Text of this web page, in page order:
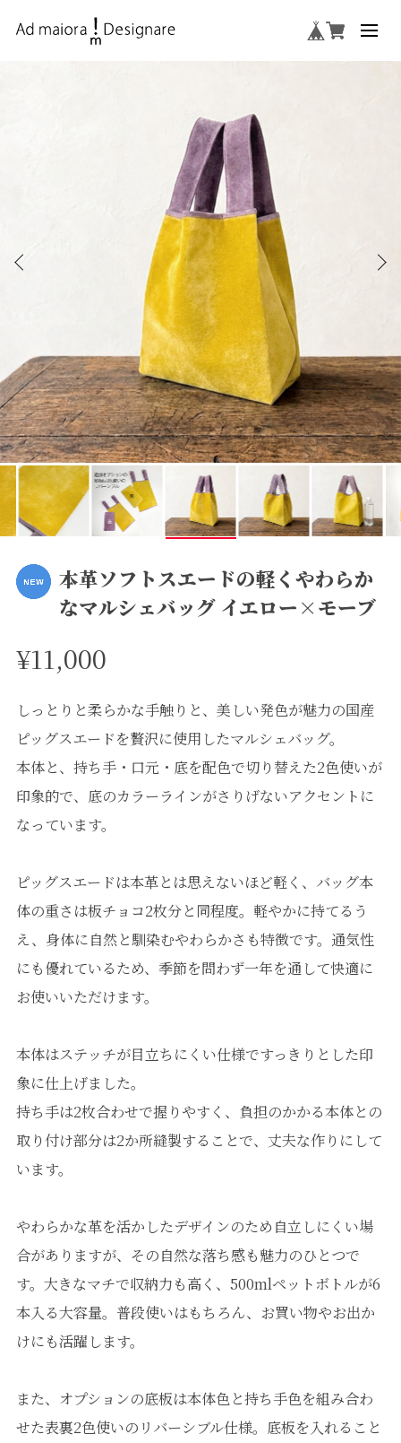
本革ソフトスエードの軽くやわらか
なマルシェバッグ イエロー×モーブ
¥11,000
しっとりと柔らかな手触りと、美しい発色が魅力の国産
ピッグスエードを贅沢に使用したマルシェバッグ。
本体と、持ち手・口元・底を配色で切り替えた2色使いが
印象的で、底のカラーラインがさりげないアクセントに
なっています。
ピッグスエードは本革とは思えないほど軽く、バッグ本
体の重さは板チョコ2枚分と同程度。軽やかに持てるう
え、身体に自然と馴染むやわらかさも特徴です。通気性
にも優れているため、季節を問わず一年を通して快適に
お使いいただけます。
本体はステッチが目立ちにくい仕様ですっきりとした印
象に仕上げました。
持ち手は2枚合わせで握りやすく、負担のかかる本体との
取り付け部分は2か所縫製することで、丈夫な作りにして
います。
やわらかな革を活かしたデザインのため自立しにくい場
合がありますが、その自然な落ち感も魅力のひとつで
す。大きなマチで収納力も高く、500mlペットボトルが6
本入る大容量。普段使いはもちろん、お買い物やお出か
けにも活躍します。
また、オプションの底板は本体色と持ち手色を組み合わ
せた表裏2色使いのリバーシブル仕様。底板を入れること